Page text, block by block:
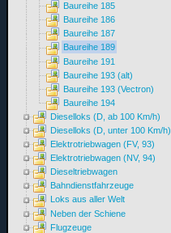
Baureihe 185
Baureihe 186
Baureihe 187
Baureihe 189
Baureihe 191
Baureihe 193 (alt)
Baureihe 193 (Vectron)
Baureihe 194
Dieselloks (D, ab 100 Km/h)
Dieselloks (D, unter 100 Km/h)
Elektrotriebwagen (FV, 93)
Elektrotriebwagen (NV, 94)
Dieseltriebwagen
Bahndienstfahrzeuge
Loks aus aller Welt
Neben der Schiene
Flugzeuge